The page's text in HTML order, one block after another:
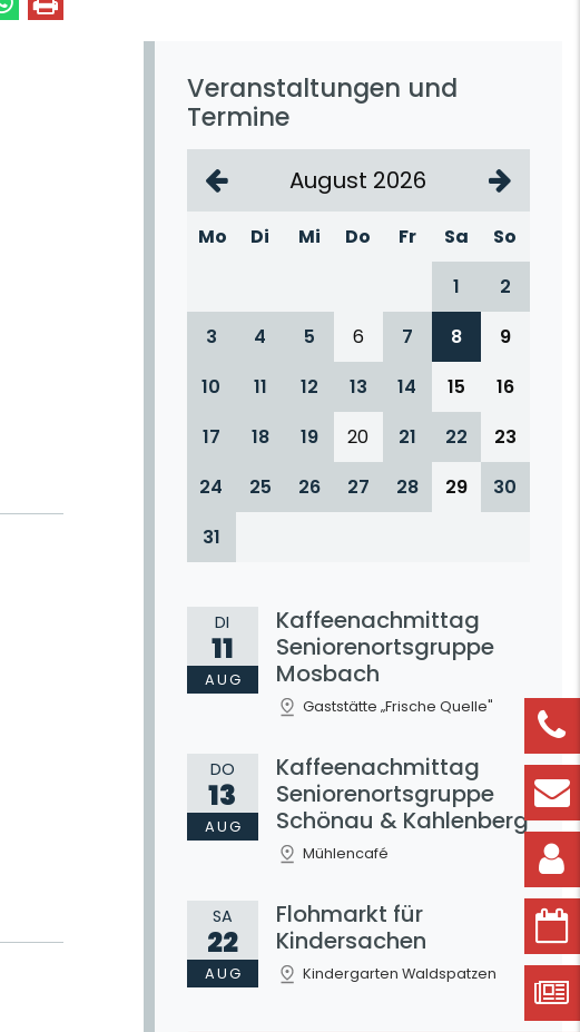
Veranstaltungen und
Termine
August 2026
Mo Di Mi Do Fr Sa
So
1
2
3
4 5 6 7 8
9
10
11 12 13 14 15
16
17
18 19 20 21 22
23
24
25 26 27 28 29
30
31
DI
11
AUG
Kaffeenachmittag
Seniorenortsgruppe
Mosbach
Gaststätte „Frische Quelle"
DO
13
AUG
Kaffeenachmittag
Seniorenortsgruppe
Schönau & Kahlenberg
Mühlencafé
SA
22
AUG
Flohmarkt für
Kindersachen
Kindergarten Waldspatzen